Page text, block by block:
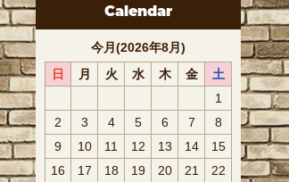
Calendar
今月(2026年8月)
日
月 火 水 木 金
土
1
2
3 4 5 6 7
8
9
10 11 12 13 14
15
16
17 18 19 20 21
22